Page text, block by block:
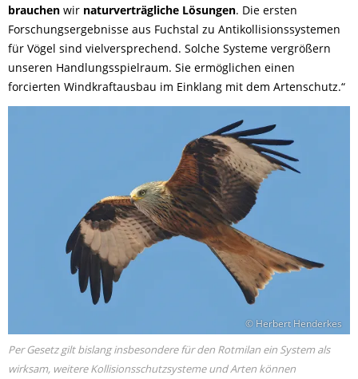
brauchen wir naturverträgliche Lösungen. Die ersten
Forschungsergebnisse aus Fuchstal zu Antikollisionssystemen
für Vögel sind vielversprechend. Solche Systeme vergrößern
unseren Handlungsspielraum. Sie ermöglichen einen
forcierten Windkraftausbau im Einklang mit dem Artenschutz.“
© Herbert Henderkes
Per Gesetz gilt bislang insbesondere für den Rotmilan ein System als
wirksam, weitere Kollisionsschutzsysteme und Arten können